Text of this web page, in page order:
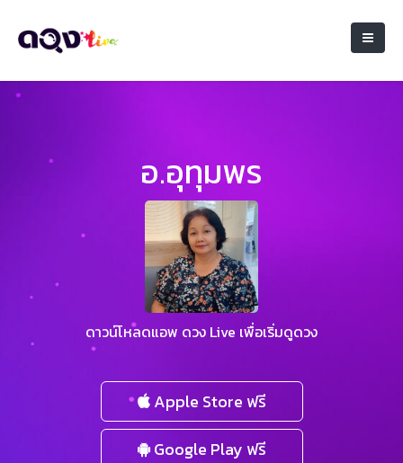
อ.อุทุมพร
ดาวน์โหลดแอพ ดวง Live เพื่อเริ่มดูดวง
Apple Store ฟรี
Google Play ฟรี